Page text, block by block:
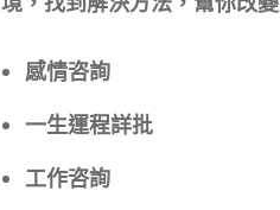
感情咨詢
一生運程詳批
工作咨詢